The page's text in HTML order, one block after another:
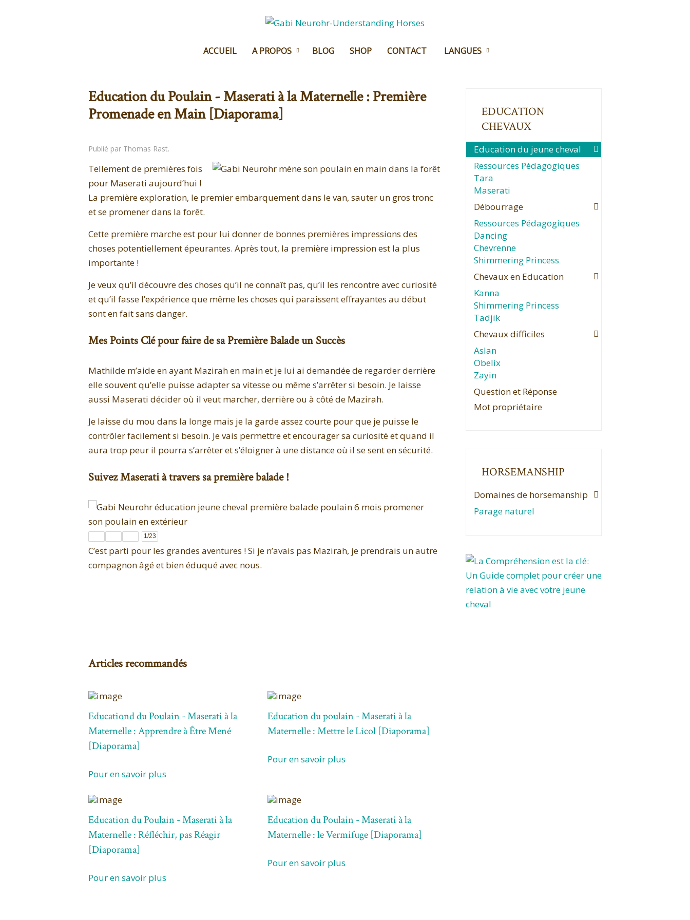
ACCUEIL A PROPOS BLOG SHOP CONTACT LANGUES
Education du Poulain - Maserati à la Maternelle : Première
Promenade en Main [Diaporama]
Publié par Thomas Rast.
Tellement de premières fois
pour Maserati aujourd’hui !
La première exploration, le premier embarquement dans le van, sauter un gros tronc
et se promener dans la forêt.
Cette première marche est pour lui donner de bonnes premières impressions des
choses potentiellement épeurantes. Après tout, la première impression est la plus
importante !
Je veux qu’il découvre des choses qu’il ne connaît pas, qu’il les rencontre avec curiosité
et qu’il fasse l’expérience que même les choses qui paraissent effrayantes au début
sont en fait sans danger.
Mes Points Clé pour faire de sa Première Balade un Succès
Mathilde m’aide en ayant Mazirah en main et je lui ai demandée de regarder derrière
elle souvent qu’elle puisse adapter sa vitesse ou même s’arrêter si besoin. Je laisse
aussi Maserati décider où il veut marcher, derrière ou à côté de Mazirah.
Je laisse du mou dans la longe mais je la garde assez courte pour que je puisse le
contrôler facilement si besoin. Je vais permettre et encourager sa curiosité et quand il
aura trop peur il pourra s’arrêter et s’éloigner à une distance où il se sent en sécurité.
Suivez Maserati à travers sa première balade !
1/23
C’est parti pour les grandes aventures ! Si je n’avais pas Mazirah, je prendrais un autre
compagnon âgé et bien éduqué avec nous.
Articles recommandés
Educationd du Poulain - Maserati à la
Maternelle : Apprendre à Être Mené
[Diaporama]
Pour en savoir plus
Education du poulain - Maserati à la
Maternelle : Mettre le Licol [Diaporama]
Pour en savoir plus
Education du Poulain - Maserati à la
Maternelle : Réfléchir, pas Réagir
[Diaporama]
Pour en savoir plus
Education du Poulain - Maserati à la
Maternelle : le Vermifuge [Diaporama]
Pour en savoir plus
EDUCATION
CHEVAUX
Education du jeune cheval
Ressources Pédagogiques
Tara
Maserati
Débourrage
Ressources Pédagogiques
Dancing
Chevrenne
Shimmering Princess
Chevaux en Education
Kanna
Shimmering Princess
Tadjik
Chevaux difficiles
Aslan
Obelix
Zayin
Question et Réponse
Mot propriétaire
HORSEMANSHIP
Domaines de horsemanship
Parage naturel